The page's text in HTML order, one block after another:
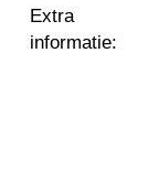
Extra
informatie: